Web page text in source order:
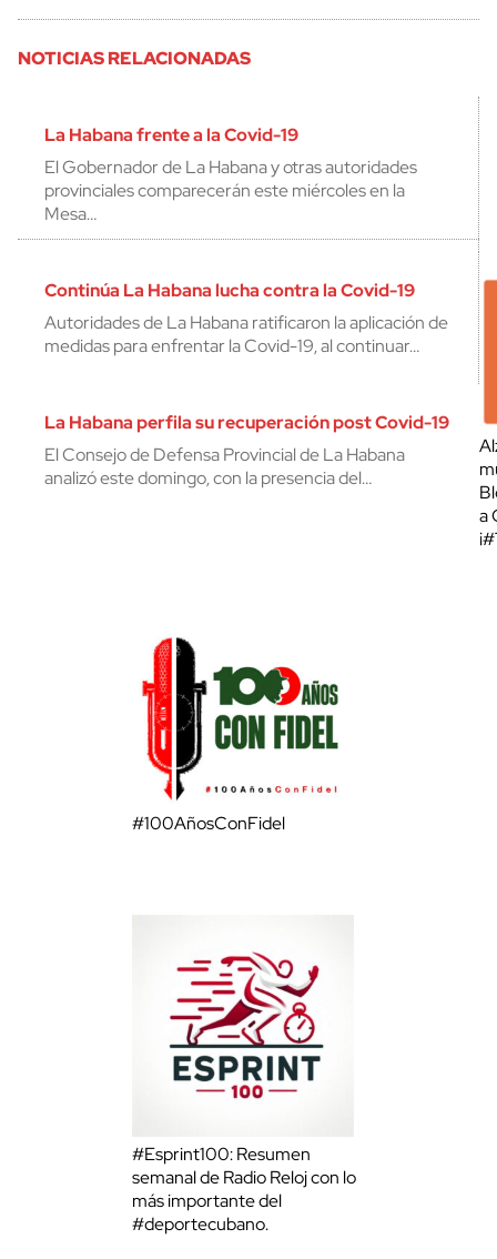
NOTICIAS RELACIONADAS
La Habana frente a la Covid-19
El Gobernador de La Habana y otras autoridades
provinciales comparecerán este miércoles en la
Mesa…
Continúa La Habana lucha contra la Covid-19
Autoridades de La Habana ratificaron la aplicación de
medidas para enfrentar la Covid-19, al continuar…
La Habana perfila su recuperación post Covid-19
El Consejo de Defensa Provincial de La Habana
analizó este domingo, con la presencia del…
a
#100AñosConFidel
#Esprint100: Resumen
semanal de Radio Reloj con lo
más importante del
#deportecubano.